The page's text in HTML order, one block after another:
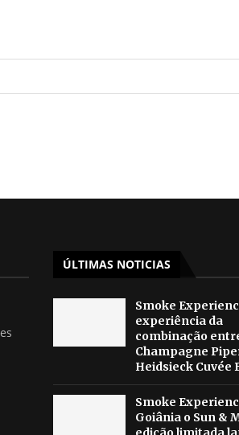
ÚLTIMAS NOTICIAS
Smoke
experiência da
combinação
Champagne
Heidsieck Cuvée
Smoke
Goiânia o Sun &